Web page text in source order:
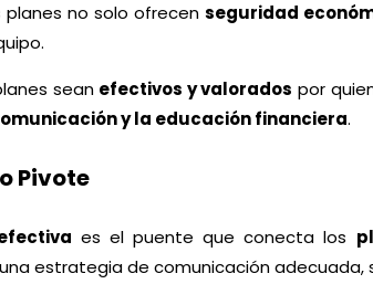
no solo ofrecen seguridad
sean efectivos y valorados por
y la educación financiera.
Pivote
es el puente que conecta los
estrategia de comunicación